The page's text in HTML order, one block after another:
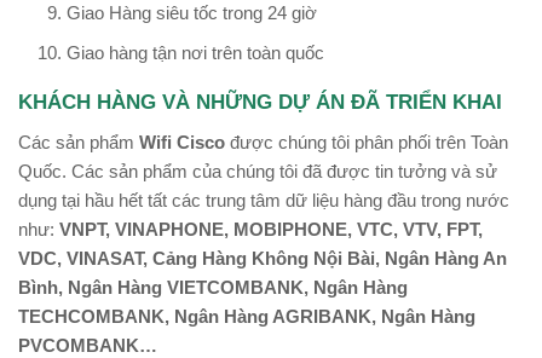
Giao Hàng siêu tốc trong 24 giờ
Giao hàng tận nơi trên toàn quốc
KHÁCH HÀNG VÀ NHỮNG DỰ ÁN ĐÃ TRIỂN KHAI
Các sản phẩm Wifi Cisco được chúng tôi phân phối trên Toàn
Quốc. Các sản phẩm của chúng tôi đã được tin tưởng và sử
dụng tại hầu hết tất các trung tâm dữ liệu hàng đầu trong nước
như: VNPT, VINAPHONE, MOBIPHONE, VTC, VTV, FPT,
VDC, VINASAT, Cảng Hàng Không Nội Bài, Ngân Hàng An
Bình, Ngân Hàng VIETCOMBANK, Ngân Hàng
TECHCOMBANK, Ngân Hàng AGRIBANK, Ngân Hàng
PVCOMBANK…